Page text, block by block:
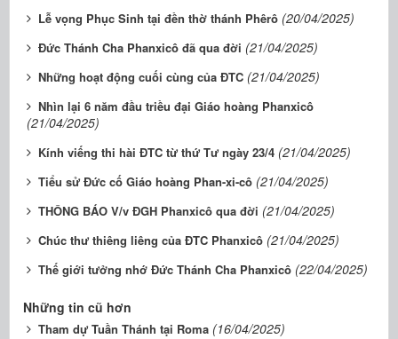
Lễ vọng Phục Sinh tại đền thờ thánh Phêrô (20/04/2025)
Đức Thánh Cha Phanxicô đã qua đời (21/04/2025)
Những hoạt động cuối cùng của ĐTC (21/04/2025)
Nhìn lại 6 năm đầu triều đại Giáo hoàng Phanxicô
(21/04/2025)
Kính viếng thi hài ĐTC từ thứ Tư ngày 23/4 (21/04/2025)
Tiểu sử Đức cố Giáo hoàng Phan-xi-cô (21/04/2025)
THÔNG BÁO V/v ĐGH Phanxicô qua đời (21/04/2025)
Chúc thư thiêng liêng của ĐTC Phanxicô (21/04/2025)
Thế giới tưởng nhớ Đức Thánh Cha Phanxicô (22/04/2025)
Những tin cũ hơn
Tham dự Tuần Thánh tại Roma (16/04/2025)